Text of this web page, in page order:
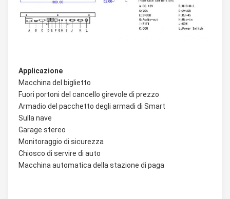
Applicazione
Macchina del biglietto
Fuori portoni del cancello girevole di prezzo
Armadio del pacchetto degli armadi di Smart
Sulla nave
Garage stereo
Monitoraggio di sicurezza
Chiosco di servire di auto
Macchina automatica della stazione di paga